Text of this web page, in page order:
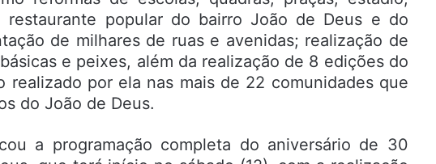
restaurante popular do bairro João de Deus e do
de milhares de ruas e avenidas; realização de
e peixes, além da realização de 8 edições do
realizado por ela nas mais de 22 comunidades que
do João de Deus.
a programação completa do aniversário de 30